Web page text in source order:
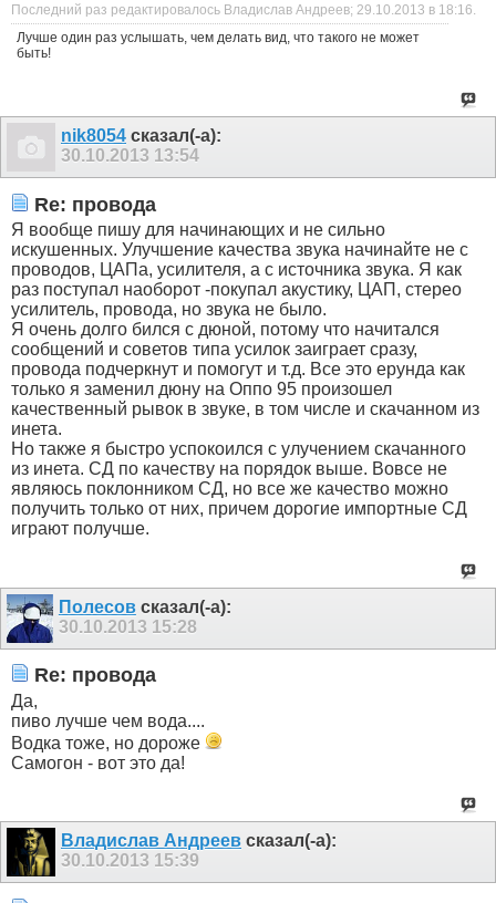
Последний раз редактировалось Владислав Андреев; 29.10.2013 в 18:16.
Лучше один раз услышать, чем делать вид, что такого не может
быть!
nik8054 сказал(-а):
30.10.2013 13:54
Re: провода
Я вообще пишу для начинающих и не сильно
искушенных. Улучшение качества звука начинайте не с
проводов, ЦАПа, усилителя, а с источника звука. Я как
раз поступал наоборот -покупал акустику, ЦАП, стерео
усилитель, провода, но звука не было.
Я очень долго бился с дюной, потому что начитался
сообщений и советов типа усилок заиграет сразу,
провода подчеркнут и помогут и т.д. Все это ерунда как
только я заменил дюну на Оппо 95 произошел
качественный рывок в звуке, в том числе и скачанном из
инета.
Но также я быстро успокоился с улучением скачанного
из инета. СД по качеству на порядок выше. Вовсе не
являюсь поклонником СД, но все же качество можно
получить только от них, причем дорогие импортные СД
играют получше.
Полесовсказал(-а):
30.10.2013 15:28
Re: провода
Да,
пиво лучше чем вода....
Водка тоже, но дороже
Самогон - вот это да!
Владислав Андреев сказал(-а):
30.10.2013 15:39